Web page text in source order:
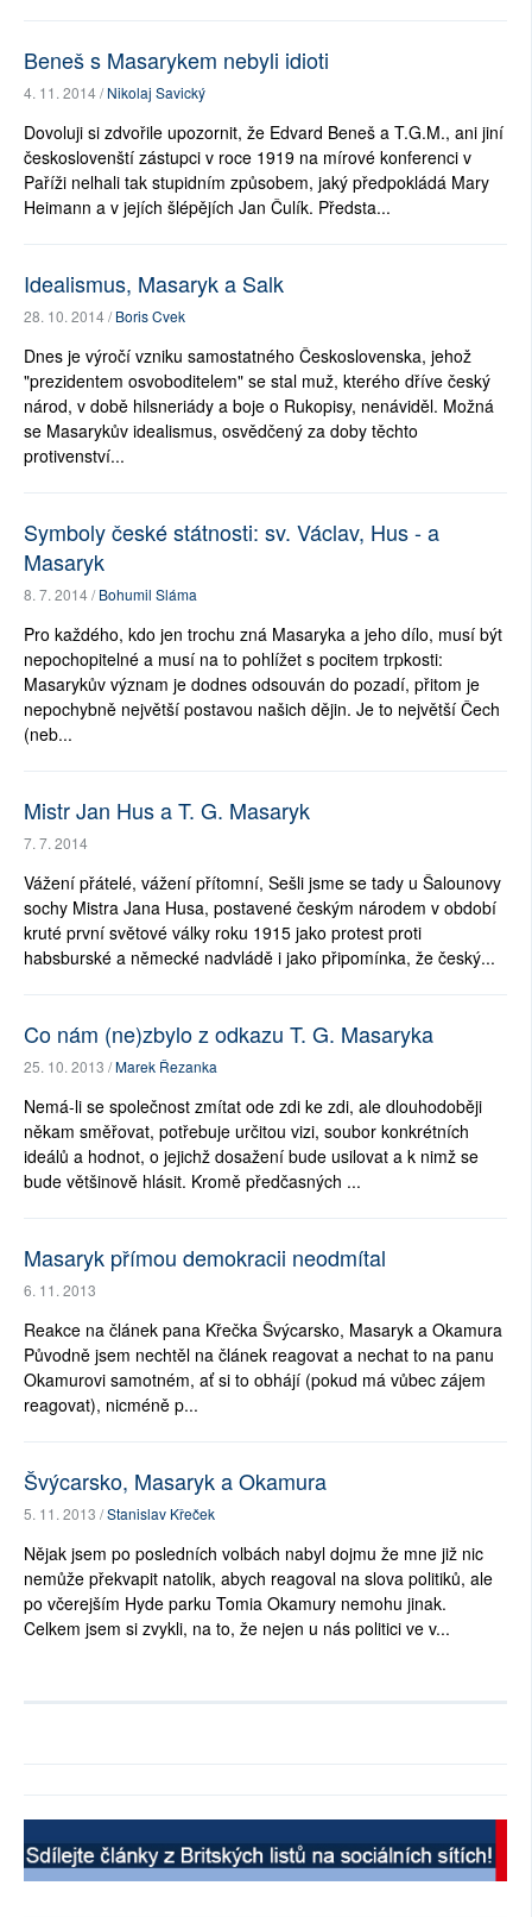
Beneš s Masarykem nebyli idioti
4. 11. 2014 /Nikolaj Savický
Dovoluji si zdvořile upozornit, že Edvard Beneš a T.G.M., ani jiní
českoslovenští zástupci v roce 1919 na mírové konferenci v
Paříži nelhali tak stupidním způsobem, jaký předpokládá Mary
Heimann a v jejích šlépějích Jan Čulík. Předsta...
Idealismus, Masaryk a Salk
28. 10. 2014 /Boris Cvek
Dnes je výročí vzniku samostatného Československa, jehož
"prezidentem osvoboditelem" se stal muž, kterého dříve český
národ, v době hilsneriády a boje o Rukopisy, nenáviděl. Možná
se Masarykův idealismus, osvědčený za doby těchto
protivenství...
Symboly české státnosti: sv. Václav, Hus - a
Masaryk
8. 7. 2014 /Bohumil Sláma
Pro každého, kdo jen trochu zná Masaryka a jeho dílo, musí být
nepochopitelné a musí na to pohlížet s pocitem trpkosti:
Masarykův význam je dodnes odsouván do pozadí, přitom je
nepochybně největší postavou našich dějin. Je to největší Čech
(neb...
Mistr Jan Hus a T. G. Masaryk
7. 7. 2014
Vážení přátelé, vážení přítomní, Sešli jsme se tady u Šalounovy
sochy Mistra Jana Husa, postavené českým národem v období
kruté první světové války roku 1915 jako protest proti
habsburské a německé nadvládě i jako připomínka, že český...
Co nám (ne)zbylo z odkazu T. G. Masaryka
25. 10. 2013 /Marek Řezanka
Nemá-li se společnost zmítat ode zdi ke zdi, ale dlouhodoběji
někam směřovat, potřebuje určitou vizi, soubor konkrétních
ideálů a hodnot, o jejichž dosažení bude usilovat a k nimž se
bude většinově hlásit. Kromě předčasných ...
Masaryk přímou demokracii neodmítal
6. 11. 2013
Reakce na článek pana Křečka Švýcarsko, Masaryk a Okamura
Původně jsem nechtěl na článek reagovat a nechat to na panu
Okamurovi samotném, ať si to obhájí (pokud má vůbec zájem
reagovat), nicméně p...
Švýcarsko, Masaryk a Okamura
5. 11. 2013 /Stanislav Křeček
Nějak jsem po posledních volbách nabyl dojmu že mne již nic
nemůže překvapit natolik, abych reagoval na slova politiků, ale
po včerejším Hyde parku Tomia Okamury nemohu jinak.
Celkem jsem si zvykli, na to, že nejen u nás politici ve v...